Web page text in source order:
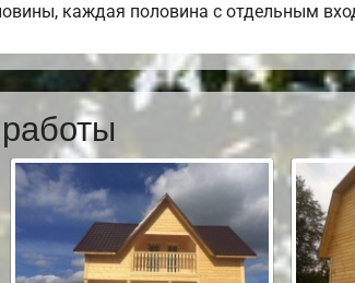
каждая половина с отдельным